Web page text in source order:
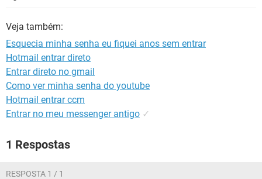
Veja também:
Esquecia minha senha eu fiquei anos sem entrar
Hotmail entrar direto
Entrar direto no gmail
Como ver minha senha do youtube
Hotmail entrar ccm
Entrar no meu messenger antigo ✓
1 Respostas
RESPOSTA 1 / 1